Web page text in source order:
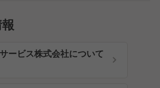
ービス株式会社について